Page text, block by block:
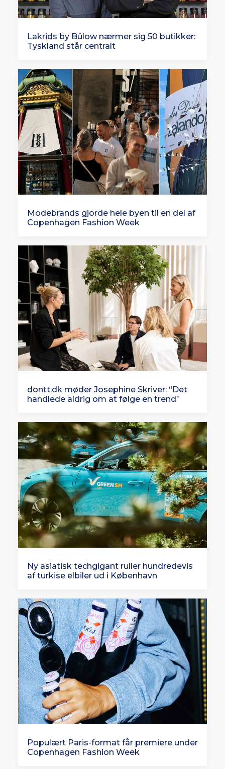
Lakrids by Bülow nærmer sig 50 butikker:
Tyskland står centralt
Modebrands gjorde hele byen til en del af
Copenhagen Fashion Week
dontt.dk møder Josephine Skriver: “Det
handlede aldrig om at følge en trend”
Ny asiatisk techgigant ruller hundredevis
af turkise elbiler ud i København
Populært Paris-format får premiere under
Copenhagen Fashion Week